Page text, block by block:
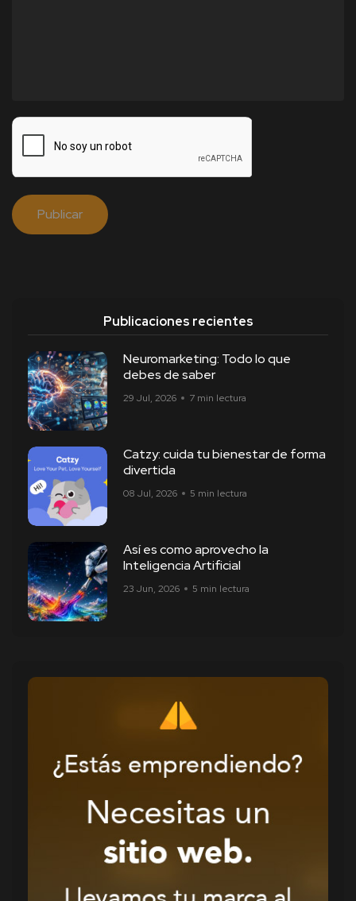
Publicaciones recientes
Neuromarketing: Todo lo que
debes de saber
29 Jul, 2026 7 min lectura
Catzy: cuida tu bienestar de forma
divertida
08 Jul, 2026 5 min lectura
Así es como aprovecho la
Inteligencia Artificial
23 Jun, 2026 5 min lectura